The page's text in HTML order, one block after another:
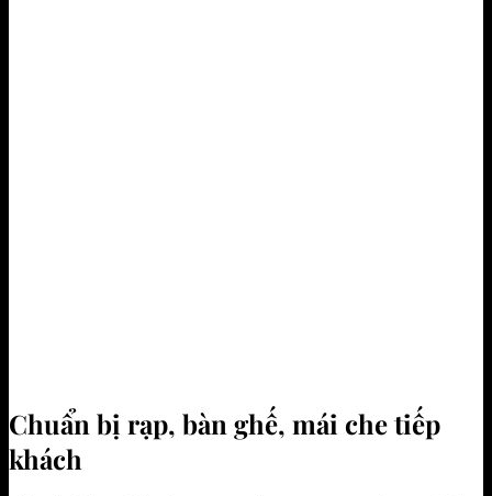
Chuẩn bị rạp, bàn ghế, mái che tiếp
khách